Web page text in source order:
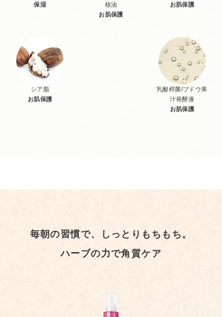
保湿
核油
お肌保護
お肌保護
シア脂
お肌保護
乳酸桿菌/ブドウ果
汁発酵液
お肌保護
毎朝の習慣で、しっとりもちもち。
ハーブの力で角質ケア